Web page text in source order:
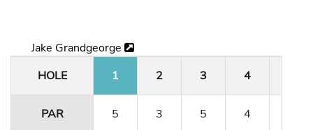
Jake Grandgeorge
HOLE
1 2 3 4
PAR 5 3 5 4